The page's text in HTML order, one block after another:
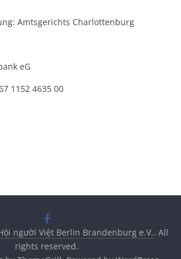
Amtsgerichts Charlottenburg
eG
1152 4635 00
người Việt Berlin Brandenburg e.V.. All
rights reserved.